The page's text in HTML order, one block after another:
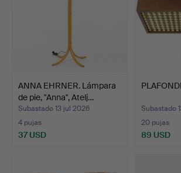
ANNA EHRNER. Lámpara
de pie, "Anna", Atelj…
Subastado 13 jul 2026
4 pujas
37 USD
Subastado
20 pujas
89 USD